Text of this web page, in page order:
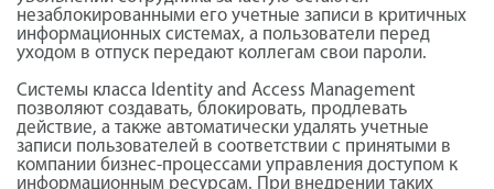
незаблокированными его учетные записи в критичных
информационных системах, а пользователи перед
уходом в отпуск передают коллегам свои пароли.
Системы класса Identity and Access Management
позволяют создавать, блокировать, продлевать
действие, а также автоматически удалять учетные
записи пользователей в соответствии с принятыми в
компании бизнес-процессами управления доступом к
информационным ресурсам. При внедрении таких